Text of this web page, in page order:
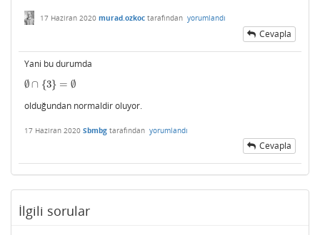
17 Haziran 2020 murad.ozkoc tarafından yorumlandı
Cevapla
Yani bu durumda
∅∩ {3} = ∅
∅ ∩{3} =∅
olduğundan normaldir oluyor.
17 Haziran 2020 Sbmbg tarafından yorumlandı
Cevapla
İlgili sorular